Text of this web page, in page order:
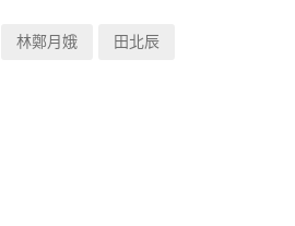
林鄭月娥 田北辰